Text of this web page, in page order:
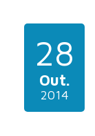
28
Out.
2014